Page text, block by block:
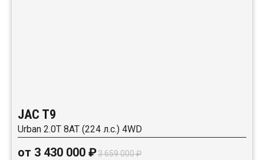
JAC T9
Urban 2.0T 8AT (224 л.с.) 4WD
от 3 430 000 ₽3 659 000 ₽